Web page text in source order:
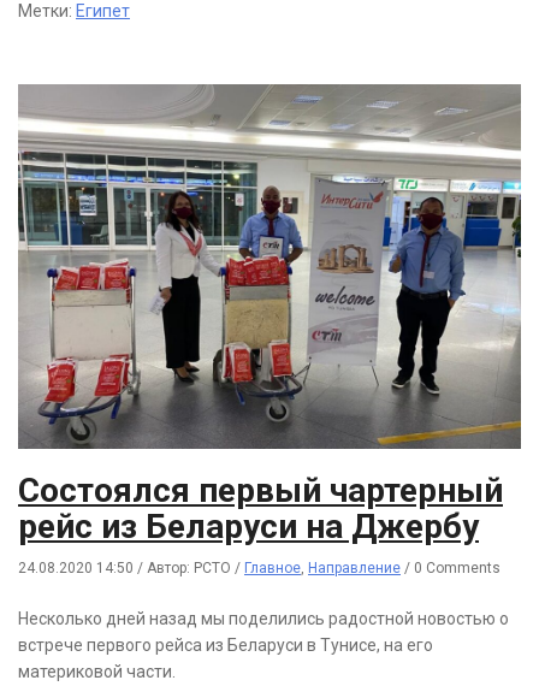
Метки: Египет
Состоялся первый чартерный
рейс из Беларуси на Джербу
24.08.2020 14:50 / Автор: РСТО / Главное, Направление / 0 Comments
Несколько дней назад мы поделились радостной новостью о
встрече первого рейса из Беларуси в Тунисе, на его
материковой части.